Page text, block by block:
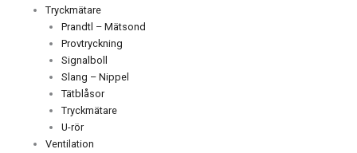
Tryckmätare
Prandtl – Mätsond
Provtryckning
Signalboll
Slang – Nippel
Tätblåsor
Tryckmätare
U-rör
Ventilation